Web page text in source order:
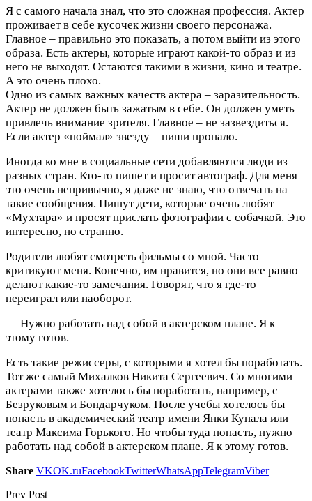
Я с самого начала знал, что это сложная профессия. Актер
проживает в себе кусочек жизни своего персонажа.
Главное – правильно это показать, а потом выйти из этого
образа. Есть актеры, которые играют какой-то образ и из
него не выходят. Остаются такими в жизни, кино и театре.
А это очень плохо.
Одно из самых важных качеств актера – заразительность.
Актер не должен быть зажатым в себе. Он должен уметь
привлечь внимание зрителя. Главное – не зазвездиться.
Если актер «поймал» звезду – пиши пропало.
Иногда ко мне в социальные сети добавляются люди из
разных стран. Кто-то пишет и просит автограф. Для меня
это очень непривычно, я даже не знаю, что отвечать на
такие сообщения. Пишут дети, которые очень любят
«Мухтара» и просят прислать фотографии с собачкой. Это
интересно, но странно.
Родители любят смотреть фильмы со мной. Часто
критикуют меня. Конечно, им нравится, но они все равно
делают какие-то замечания. Говорят, что я где-то
переиграл или наоборот.
— Нужно работать над собой в актерском плане. Я к
этому готов.
Есть такие режиссеры, с которыми я хотел бы поработать.
Тот же самый Михалков Никита Сергеевич. Со многими
актерами также хотелось бы поработать, например, с
Безруковым и Бондарчуком. После учебы хотелось бы
попасть в академический театр имени Янки Купала или
театр Максима Горького. Но чтобы туда попасть, нужно
работать над собой в актерском плане. Я к этому готов.
Share VKOK.ruFacebookTwitterWhatsAppTelegramViber
Prev Post